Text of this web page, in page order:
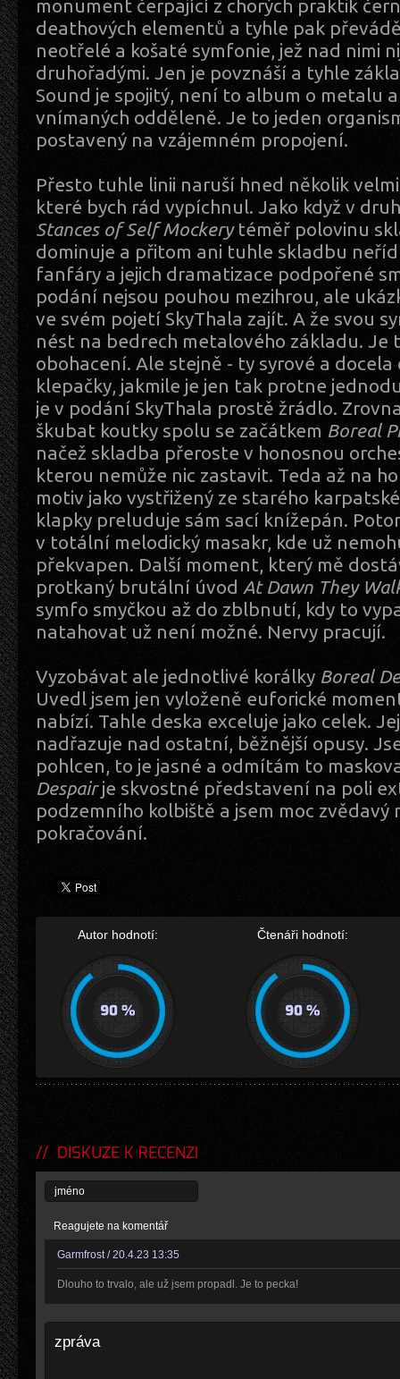
monument čerpající z chorých praktik
deathových elementů a tyhle pak
neotřelé a košaté symfonie, jež nad nimi
druhořadými. Jen je povznáší a tyhle
Sound je spojitý, není to album o metalu
vnímaných odděleně. Je to jeden
postavený na vzájemném propojení.
Přesto tuhle linii naruší hned několik
které bych rád vypíchnul. Jako když v
Stances of Self Mockerytéměř polovinu
dominuje a přitom ani tuhle skladbu
fanfáry a jejich dramatizace podpořené
podání nejsou pouhou mezihrou, ale
ve svém pojetí SkyThala zajít. A že svou
nést na bedrech metalového základu. Je
obohacení. Ale stejně - ty syrové a
klepačky, jakmile je jen tak protne
je v podání SkyThala prostě žrádlo.
škubat koutky spolu se začátkem Boreal
načež skladba přeroste v honosnou
kterou nemůže nic zastavit. Teda až na
motiv jako vystřižený ze starého
klapky preluduje sám sací knížepán.
v totální melodický masakr, kde už
překvapen. Další moment, který mě
protkaný brutální úvod At Dawn They
symfo smyčkou až do zblbnutí, kdy to
natahovat už není možné. Nervy pracují.
Vyzobávat ale jednotlivé korálky Boreal
Uvedl jsem jen vyloženě euforické
nabízí. Tahle deska exceluje jako celek.
nadřazuje nad ostatní, běžnější opusy.
pohlcen, to je jasné a odmítám to
Despairje skvostné představení na poli
podzemního kolbiště a jsem moc zvědavý
pokračování.
Autor hodnotí: Čtenáři hodnotí:
DISKUZE K RECENZI
Reagujete na komentář
Garmfrost / 20.4.23 13:35
Dlouho to trvalo, ale už jsem propadl. Je to pecka!